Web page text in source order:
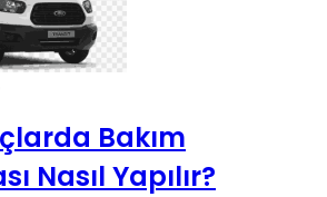
Bakım
Nasıl Yapılır?